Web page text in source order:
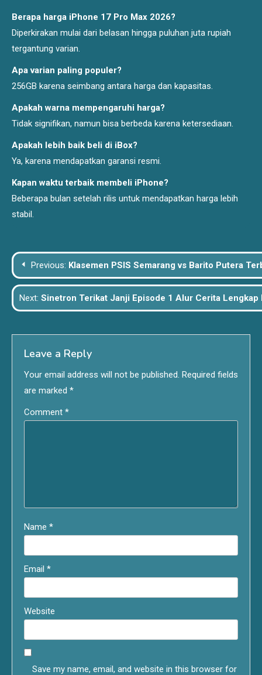
Berapa harga iPhone 17 Pro Max 2026?
Diperkirakan mulai dari belasan hingga puluhan juta rupiah
tergantung varian.
Apa varian paling populer?
256GB karena seimbang antara harga dan kapasitas.
Apakah warna mempengaruhi harga?
Tidak signifikan, namun bisa berbeda karena ketersediaan.
Apakah lebih baik beli di iBox?
Ya, karena mendapatkan garansi resmi.
Kapan waktu terbaik membeli iPhone?
Beberapa bulan setelah rilis untuk mendapatkan harga lebih
stabil.
Post
navigation
Previous: Klasemen PSIS Semarang vs Barito Putera
Next: Sinetron Terikat Janji Episode 1 Alur Cerita Lengkap
Leave a Reply
Your email address will not be published. Required fields
are marked *
Comment *
Name *
Email *
Website
Save my name, email, and website in this browser for